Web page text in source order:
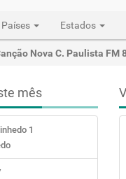
Países Estados
Nova C. Paulista FM
mês
1